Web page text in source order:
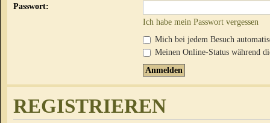
Passwort:
Ich habe mein Passwort vergessen
Mich bei jedem Besuch
Meinen Online-Status während
REGISTRIEREN